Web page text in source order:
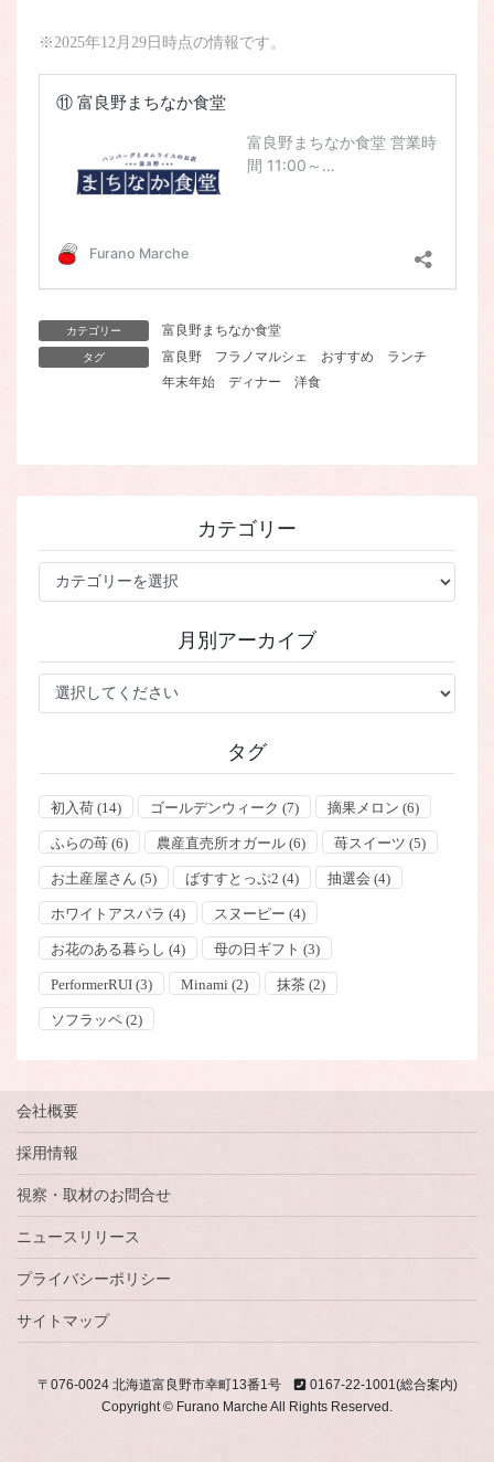
※2025年12月29日時点の情報です。
カテゴリー 富良野まちなか食堂
タグ 富良野 フラノマルシェ おすすめ
ランチ
年末年始
ディナー 洋食
カテゴリー
テ
ー
月別アーカイブ
タグ
初入荷(14) ゴールデンウィーク (7) 摘果メロン (6)
ふらの苺(6) 農産直売所オガール(6) 苺スイーツ (5)
お土産屋さん (5) ばすすとっぷ2 (4) 抽選会 (4)
ホワイトアスパラ (4) スヌーピー (4)
お花のある暮らし (4) 母の日ギフト (3)
PerformerRUI(3) Minami (2) 抹茶(2)
ソフラッペ(2)
会社概要
採用情報
視察・取材のお問合せ
ニュースリリース
プライバシーポリシー
サイトマップ
〒076-0024 北海道富良野市幸町13番1号
0167-22-1001(総合案内)
Copyright © Furano Marche All Rights Reserved.